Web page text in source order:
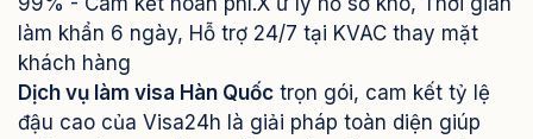
Đăng ký Dịch vụ làm visa Hàn Quốc trọn gói tại Visa24h
Câu hỏi thường gặp về dịch vụ Visa Hàn Quốc
Xin visa Hàn Quốc mất bao lâu?
Visa Hàn Quốc có cần phỏng vấn không?
làm khẩn 6 ngày, Hỗ trợ 24/7 tại KVAC thay mặt
khách hàng
Dịch vụ làm visa Hàn Quốc trọn gói, cam kết tỷ lệ
đậu cao của Visa24h là giải pháp toàn diện giúp